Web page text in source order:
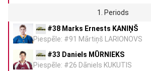
1. Periods
#38 Marks Ernests KANIŅŠ
Piespēle: #91 Mārtiņš LARIONOVS
#33 Daniels MŪRNIEKS
Piespēle: #26 Dāniels KUKUTIS